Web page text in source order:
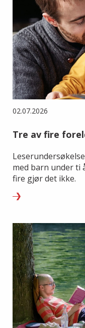
02.07.2026
Tre av fire
med barn under ti
fire gjør det ikke.